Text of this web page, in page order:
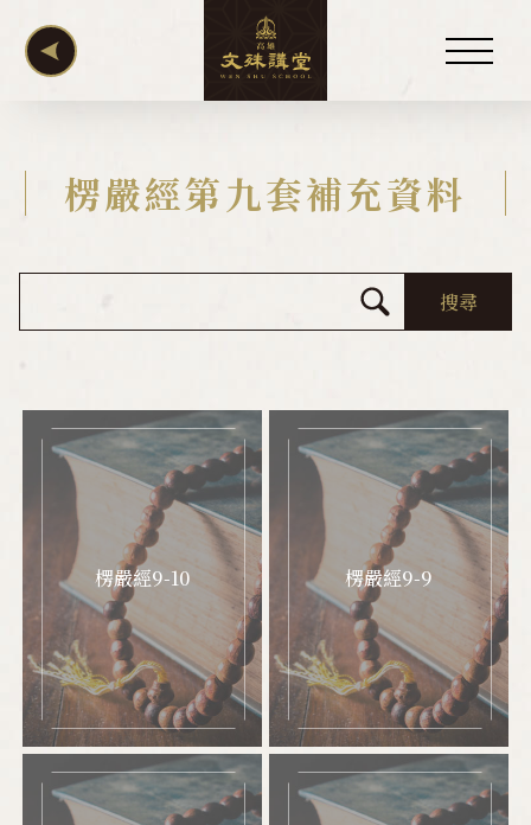
慧律法師
講堂訊息
資料下載
講經相關課本
隨堂講義
慧律法師文集
各項表單下載
影音專區
發心護持
楞嚴經第九套補充資料
楞嚴經9-10 楞嚴經9-9